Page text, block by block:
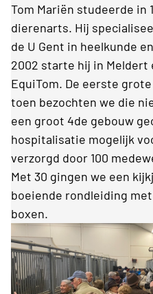
Tom Mariën studeerde in
dierenarts. Hij
de U Gent in heelkunde
2002 starte hij in Meldert
EquiTom. De eerste
toen bezochten we die
een groot 4de gebouw
hospitalisatie mogelijk
verzorgd door 100
Met 30 gingen we een
boeiende rondleiding
boxen.